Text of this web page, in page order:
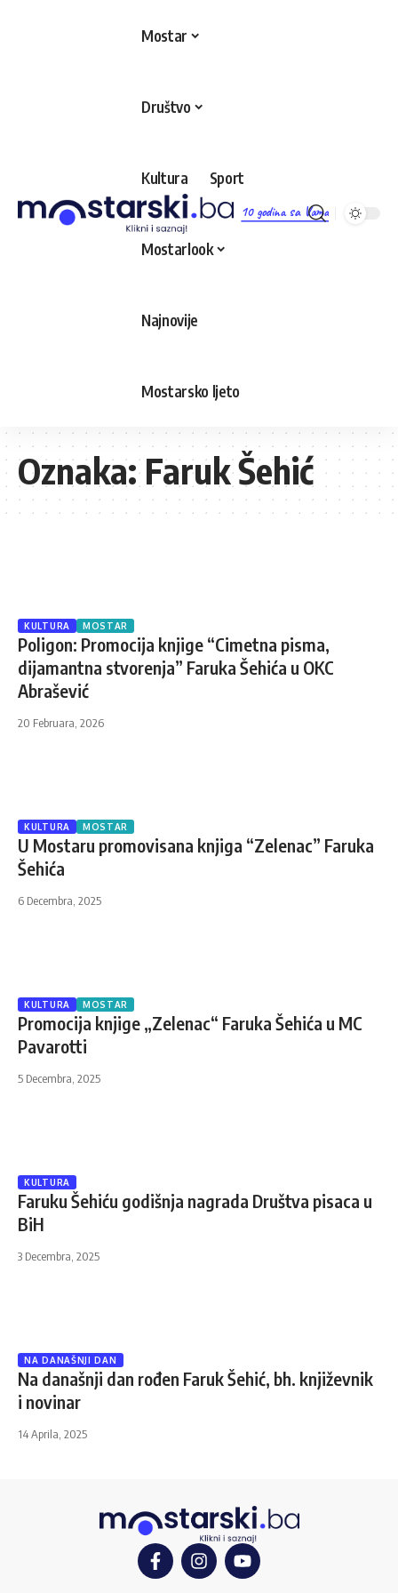
10 godina sa Vama
Mostar
Društvo
Kultura Sport
Mostarlook
Najnovije
Mostarsko ljeto
Oznaka:Faruk Šehić
KULTURA MOSTAR
Poligon: Promocija knjige “Cimetna pisma,
dijamantna stvorenja” Faruka Šehića u OKC
Abrašević
20 Februara, 2026
KULTURA MOSTAR
U Mostaru promovisana knjiga “Zelenac” Faruka
Šehića
6 Decembra, 2025
KULTURA MOSTAR
Promocija knjige „Zelenac“ Faruka Šehića u MC
Pavarotti
5 Decembra, 2025
KULTURA
Faruku Šehiću godišnja nagrada Društva pisaca u
BiH
3 Decembra, 2025
NA DANAŠNJI DAN
Na današnji dan rođen Faruk Šehić, bh. književnik
i novinar
14 Aprila, 2025